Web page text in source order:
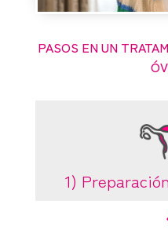
PASOS EN UN
1)